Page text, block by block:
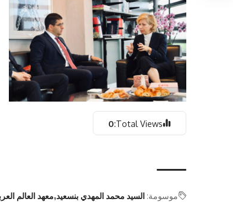
Total Views:
0
موسومة: السيد محمد المهدي بنسعيد معهد العالم